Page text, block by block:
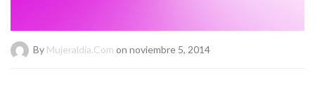
By Mujeraldia.com on noviembre 5, 2014